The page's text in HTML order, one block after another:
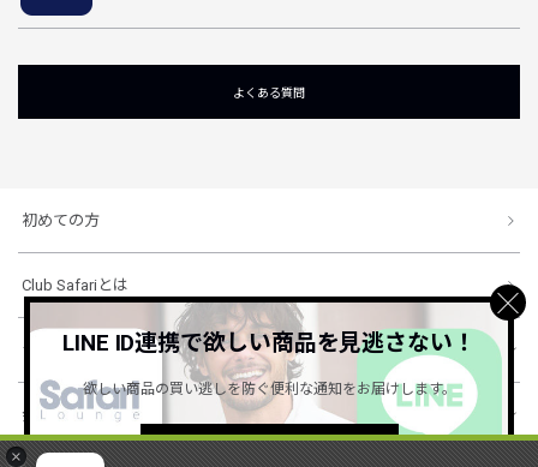
×
よくある質問
初めての方
Club Safariとは
ショッピングガイド
会社概要・規約
LINE ID連携で欲しい商品を見逃さない！
欲しい商品の買い逃しを防ぐ便利な通知をお届けします。
詳しくはこちら ＞